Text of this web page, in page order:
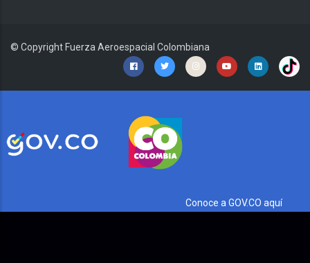
© Copyright Fuerza Aeroespacial Colombiana
Conoce a GOV.CO aquí